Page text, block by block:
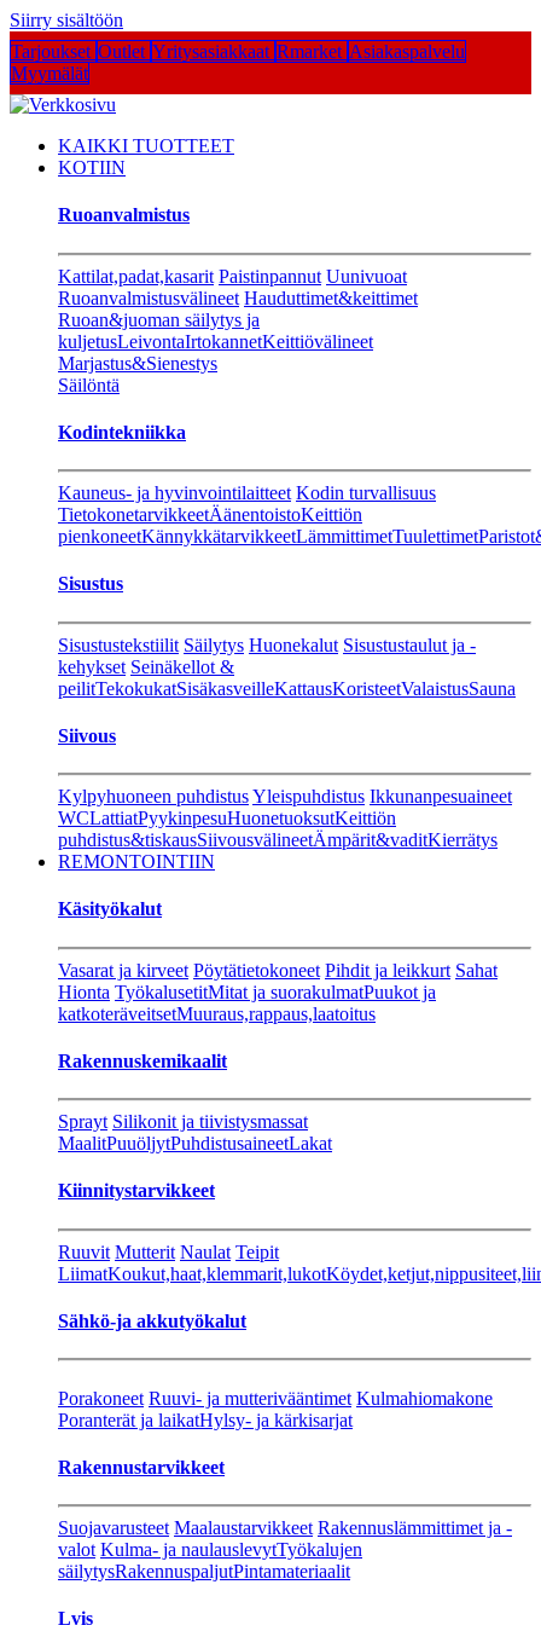
Siirry sisältöön
Tarjoukset Outlet Yritysasiakkaat Rmarket Asiakaspalvelu
Myymälät
KAIKKI TUOTTEET
KOTIIN
Ruoanvalmistus
Kattilat,padat,kasarit Paistinpannut Uunivuoat
Ruoanvalmistusvälineet Hauduttimet&keittimet
Ruoan&juoman säilytys ja
kuljetusLeivontaIrtokannetKeittiövälineet
Marjastus&Sienestys
Säilöntä
Kodintekniikka
Kauneus- ja hyvinvointilaitteet Kodin turvallisuus
TietokonetarvikkeetÄänentoistoKeittiön
pienkoneetKännykkätarvikkeetLämmittimetTuulettimet
Sisustus
Sisustustekstiilit Säilytys Huonekalut Sisustustaulut ja -
kehykset Seinäkellot &
peilitTekokukatSisäkasveilleKattausKoristeetValaistusSauna
Siivous
Kylpyhuoneen puhdistusYleispuhdistus Ikkunanpesuaineet
WCLattiatPyykinpesuHuonetuoksutKeittiön
puhdistus&tiskausSiivousvälineetÄmpärit&vaditKierrätys
REMONTOINTIIN
Käsityökalut
Vasarat ja kirveet Pöytätietokoneet Pihdit ja leikkurt Sahat
Hionta TyökalusetitMitat ja suorakulmatPuukot ja
katkoteräveitsetMuuraus,rappaus,laatoitus
Rakennuskemikaalit
Sprayt Silikonit ja tiivistysmassat
MaalitPuuöljytPuhdistusaineetLakat
Kiinnitystarvikkeet
Ruuvit Mutterit Naulat Teipit
LiimatKoukut,haat,klemmarit,lukot
Sähkö-ja akkutyökalut
Porakoneet Ruuvi- ja mutterivääntimet Kulmahiomakone
Poranterät ja laikatHylsy- ja kärkisarjat
Rakennustarvikkeet
Suojavarusteet Maalaustarvikkeet Rakennuslämmittimet ja -
valot Kulma- ja naulauslevytTyökalujen
säilytysRakennuspaljutPintamateriaalit
Lvis